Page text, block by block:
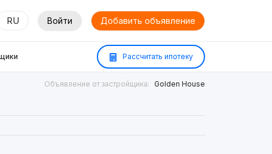
RU Войти Добавить объявление
Рассчитать ипотеку
Объявление от застройщика: Golden House